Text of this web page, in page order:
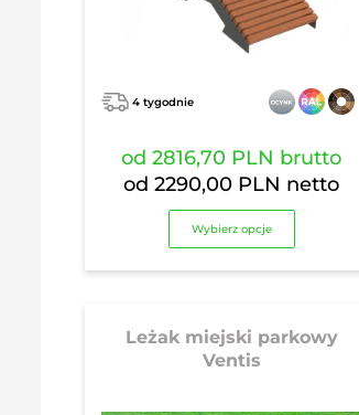
4 tygodnie
od2816,70 PLN brutto
od2290,00 PLN netto
Wybierz opcje
Leżak miejski parkowy
Ventis